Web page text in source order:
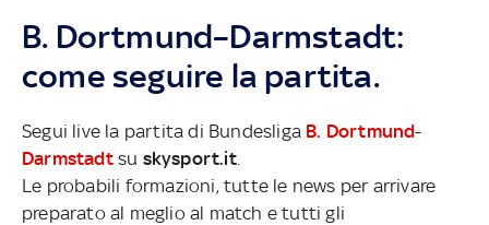
B. Dortmund–Darmstadt:
come seguire la partita.
Segui live la partita di Bundesliga B. Dortmund-
Darmstadtsu skysport.it.
Le probabili formazioni, tutte le news per arrivare
preparato al meglio al match e tutti gli